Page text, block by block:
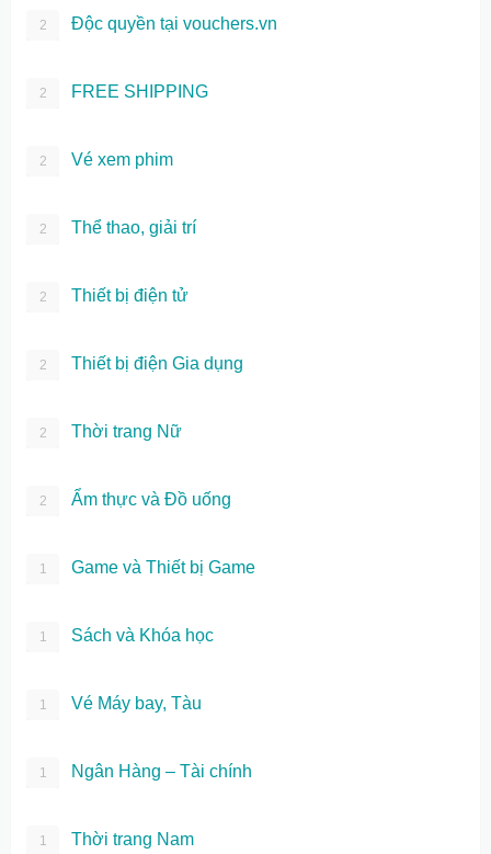
2 Độc quyền tại vouchers.vn
2 FREE SHIPPING
2 Vé xem phim
2 Thể thao, giải trí
2 Thiết bị điện tử
2 Thiết bị điện Gia dụng
2 Thời trang Nữ
2 Ẩm thực và Đồ uống
1 Game và Thiết bị Game
1 Sách và Khóa học
1 Vé Máy bay, Tàu
1 Ngân Hàng – Tài chính
1 Thời trang Nam